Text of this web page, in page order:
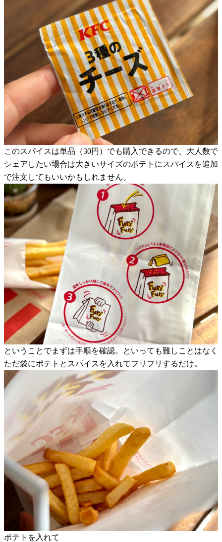
このスパイスは単品（30円）でも購入できるので、大人数で
シェアしたい場合は大きいサイズのポテトにスパイスを追加
で注文してもいいかもしれません。
ということでまずは手順を確認。といっても難しことはなく
ただ袋にポテトとスパイスを入れてフリフリするだけ。
ポテトを入れて